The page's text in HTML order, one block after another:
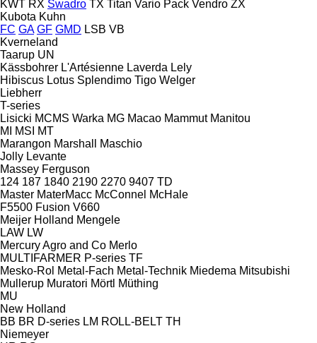
KWT RX Swadro TX Titan Vario Pack Vendro ZX
Kubota Kuhn
FC GA GF GMD LSB VB
Kverneland
Taarup UN
Kässbohrer L'Artésienne Laverda Lely
Hibiscus Lotus Splendimo Tigo Welger
Liebherr
T-series
Lisicki MCMS Warka MG Macao Mammut Manitou
MI
MSI
MT
Marangon Marshall
Maschio
Jolly Levante
Massey Ferguson
124 187 1840 2190 2270 9407 TD
Master MaterMacc McConnel McHale
F5500 Fusion V660
Meijer Holland Mengele
LAW LW
Mercury Agro and Co Merlo
MULTIFARMER P-series TF
Mesko-Rol Metal-Fach Metal-Technik Miedema Mitsubishi
Mullerup Muratori Mörtl Müthing
MU
New Holland
BB BR D-series LM ROLL-BELT TH
Niemeyer